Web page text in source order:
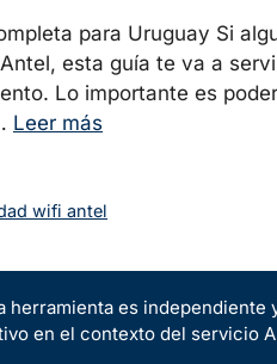
para Uruguay Si
esta guía te va a
Lo importante es
Leer más
wifi antel
es
en el contexto del servicio